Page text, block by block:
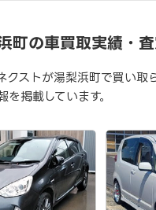
町の車買取実績・
クストが湯梨浜町で買い取
を掲載しています。